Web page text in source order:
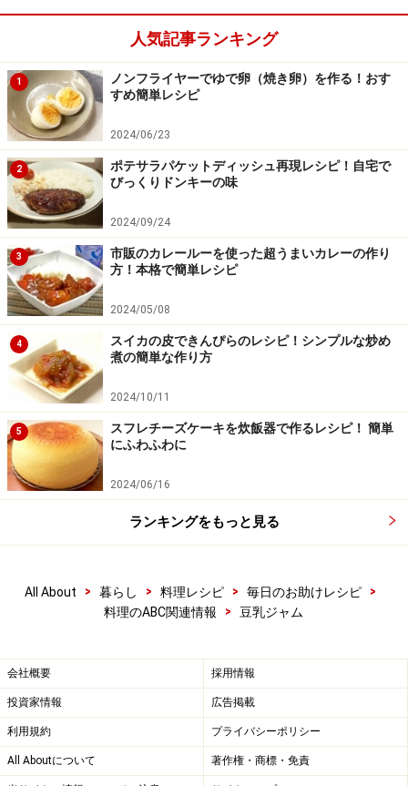
人気記事ランキング
1
ノンフライヤーでゆで卵（焼き卵）を作る！おす
すめ簡単レシピ
2024/06/23
2
ポテサラパケットディッシュ再現レシピ！自宅で
びっくりドンキーの味
2024/09/24
3
市販のカレールーを使った超うまいカレーの作り
方！本格で簡単レシピ
2024/05/08
4
スイカの皮できんぴらのレシピ！シンプルな炒め
煮の簡単な作り方
2024/10/11
5
スフレチーズケーキを炊飯器で作るレシピ！ 簡単
にふわふわに
2024/06/16
ランキングをもっと見る
All About > 暮らし > 料理レシピ > 毎日のお助けレシピ
>
料理のABC関連情報
> 豆乳ジャム
会社概要 採用情報
投資家情報 広告掲載
利用規約 プライバシーポリシー
All Aboutについて 著作権・商標・免責